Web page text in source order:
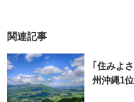
関連記事
｢住みよ
州沖縄1位